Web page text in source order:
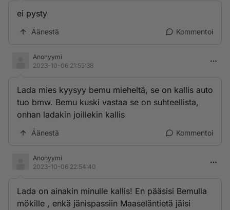
ei pysty
Äänestä Kommentoi
Anonyymi
2023-10-06 21:55:38
Lada mies kyysyy bemu mieheltä, se on kallis auto
tuo bmw. Bemu kuski vastaa se on suhteellista,
onhan ladakin joillekin kallis
Äänestä Kommentoi
Anonyymi
2023-10-06 22:54:40
Lada on ainakin minulle kallis! En pääsisi Bemulla
mökille , enkä jänispassiin Maaseläntietä jäisi